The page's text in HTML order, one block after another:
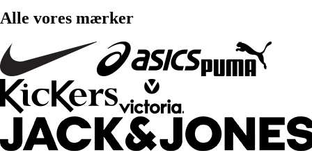
Alle vores mærker